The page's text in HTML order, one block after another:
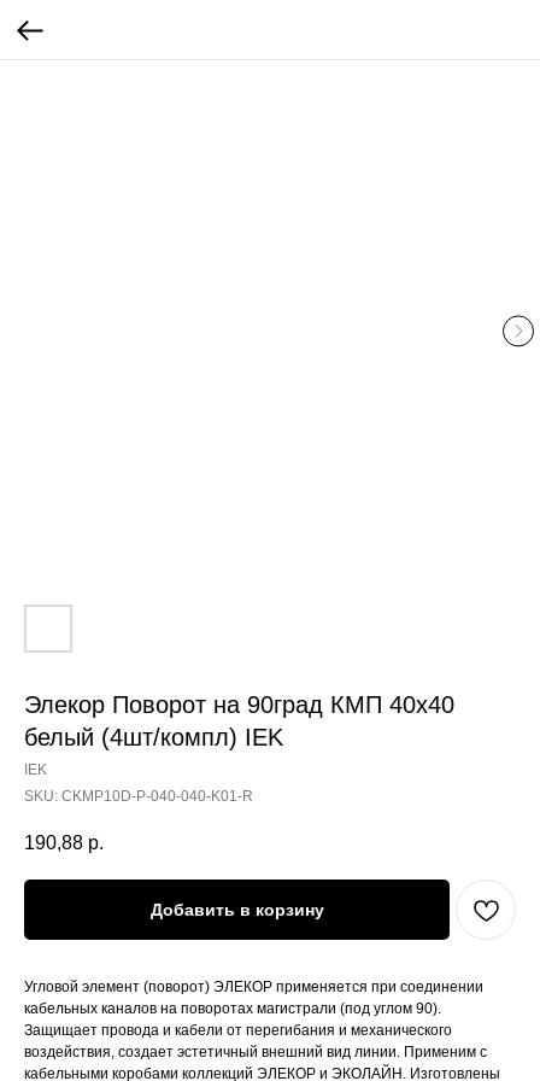
Элекор Поворот на 90град КМП 40х40
белый (4шт/компл) IEK
IEK
SKU: CKMP10D-P-040-040-K01-R
190,88 р.
Добавить в корзину
Угловой элемент (поворот) ЭЛЕКОР применяется при соединении
кабельных каналов на поворотах магистрали (под углом 90).
Защищает провода и кабели от перегибания и механического
воздействия, создает эстетичный внешний вид линии. Применим с
кабельными коробами коллекций ЭЛЕКОР и ЭКОЛАЙН. Изготовлены